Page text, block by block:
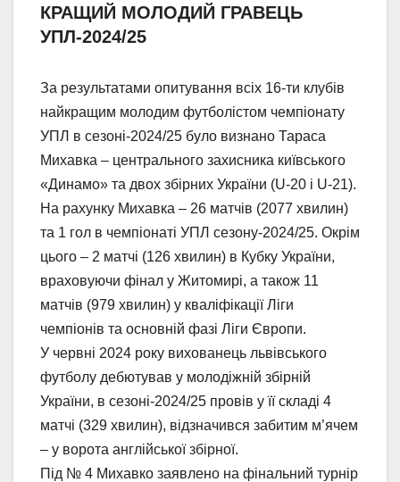
КРАЩИЙ МОЛОДИЙ ГРАВЕЦЬ
УПЛ-2024/25
За результатами опитування всіх 16-ти клубів
найкращим молодим футболістом чемпіонату
УПЛ в сезоні-2024/25 було визнано Тараса
Михавка – центрального захисника київського
«Динамо» та двох збірних України (U-20 і U-21).
На рахунку Михавка – 26 матчів (2077 хвилин)
та 1 гол в чемпіонаті УПЛ сезону-2024/25. Окрім
цього – 2 матчі (126 хвилин) в Кубку України,
враховуючи фінал у Житомирі, а також 11
матчів (979 хвилин) у кваліфікації Ліги
чемпіонів та основній фазі Ліги Європи.
У червні 2024 року вихованець львівського
футболу дебютував у молодіжній збірній
України, в сезоні-2024/25 провів у її складі 4
матчі (329 хвилин), відзначився забитим м’ячем
– у ворота англійської збірної.
Під № 4 Михавко заявлено на фінальний турнір